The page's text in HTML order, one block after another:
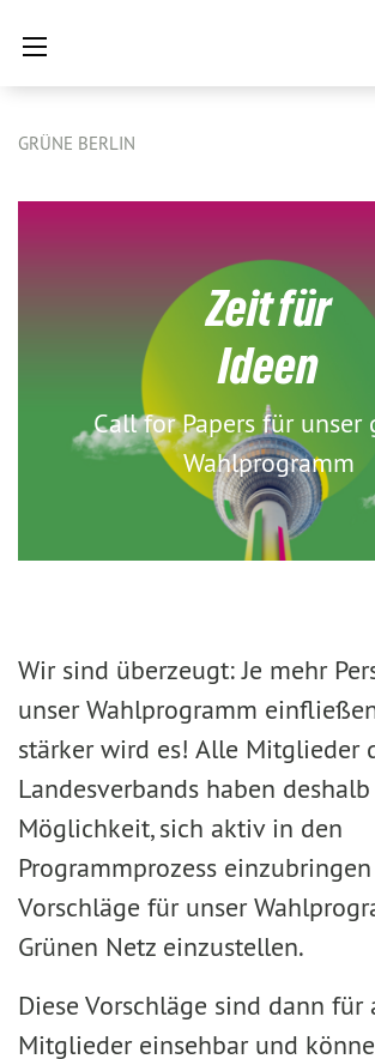
GRÜNE BERLIN
Zeit für
Ideen
Call for Papers für unser
Wahlprogramm
Wir sind überzeugt: Je mehr
unser Wahlprogramm
stärker wird es! Alle Mitglieder
Landesverbands haben
Möglichkeit, sich aktiv in den
Programmprozess
Vorschläge für unser
Grünen Netz einzustellen.
Diese Vorschläge sind dann für
Mitglieder einsehbar und